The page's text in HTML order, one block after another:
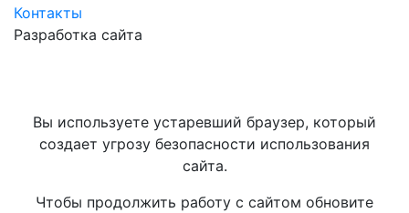
Контакты
Разработка сайта
Вы используете устаревший браузер, который
создает угрозу безопасности использования
сайта.
Чтобы продолжить работу с сайтом обновите